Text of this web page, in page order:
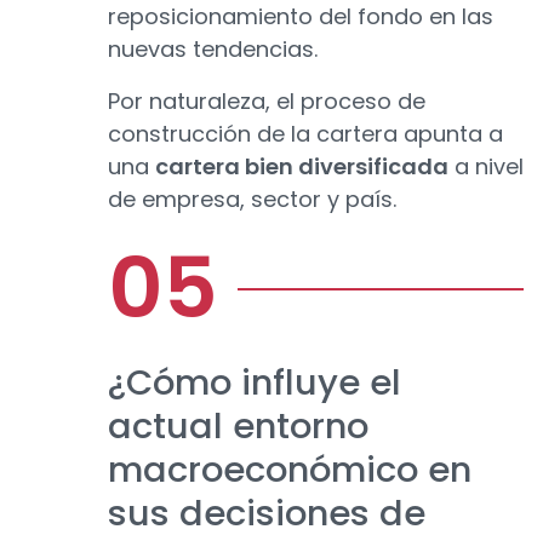
reposicionamiento del fondo en las
nuevas tendencias.
Por naturaleza, el proceso de
construcción de la cartera apunta a
una cartera bien diversificada a nivel
de empresa, sector y país.
¿Cómo influye el
actual entorno
macroeconómico en
sus decisiones de